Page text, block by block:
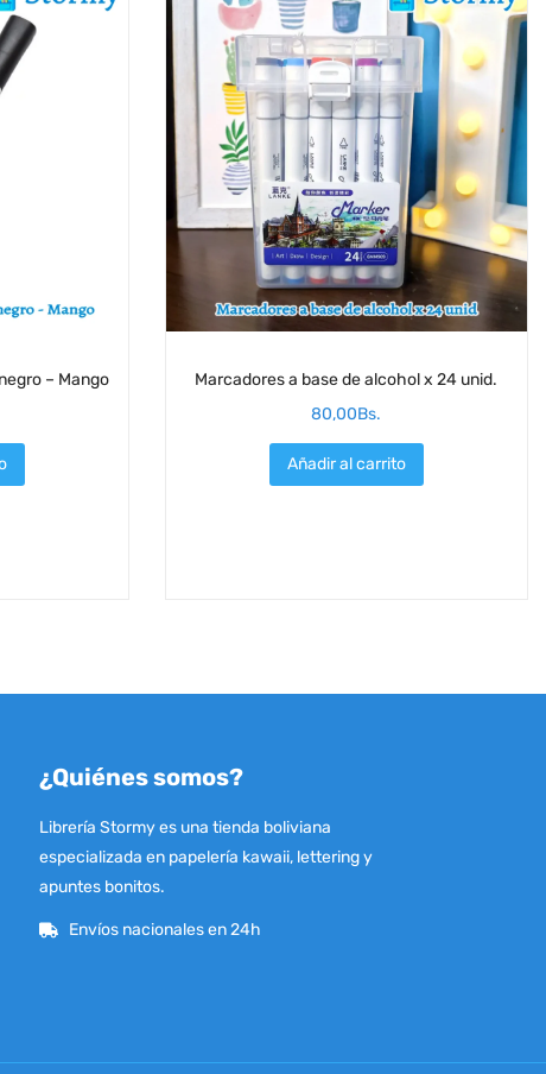
– Mango
Marcadores a base de alcohol x 24 unid.
80,00Bs.
Añadir al carrito
¿Quiénes somos?
Librería Stormy es una tienda boliviana
especializada en papelería kawaii, lettering y
apuntes bonitos.
Envíos nacionales en 24h